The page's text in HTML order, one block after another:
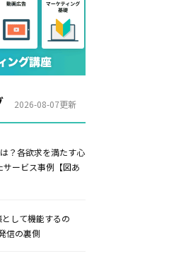
2026-08-07更新
？各欲求を満たす心
ービス事例【図あ
して機能するの
信の裏側